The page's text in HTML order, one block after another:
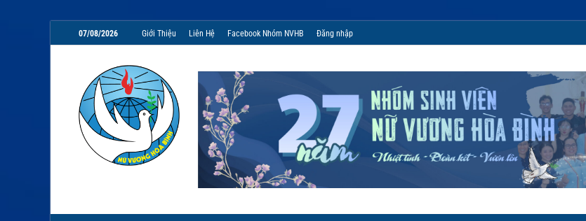
07/08/2026 Giới Thiệu Liên Hệ Facebook Nhóm NVHB Đăng nhập
NVHB.NET
Nhóm Sinh Viên Nữ Vương Hoà Bình